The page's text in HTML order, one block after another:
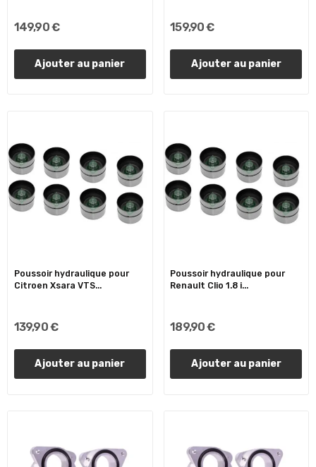
149,90 €
Ajouter au panier
159,90 €
Ajouter au panier
Poussoir hydraulique pour
Citroen Xsara VTS...
139,90 €
Ajouter au panier
Poussoir hydraulique pour
Renault Clio 1.8 i...
189,90 €
Ajouter au panier